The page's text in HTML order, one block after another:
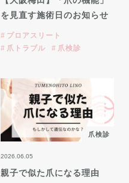
を見直す施術日のお知らせ
プロアスリート
爪トラブル
爪検診
爪検診
2026.06.05
親子で似た爪になる理由